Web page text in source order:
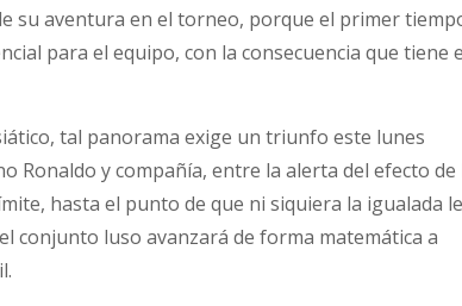
su aventura en el torneo, porque el primer
para el equipo, con la consecuencia que tiene
tal panorama exige un triunfo este lunes
Ronaldo y compañía, entre la alerta del efecto de
hasta el punto de que ni siquiera la igualada le
conjunto luso avanzará de forma matemática a